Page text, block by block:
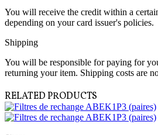
You will receive the credit within a
depending on your card issuer's policies.
Shipping
You will be responsible for paying for
returning your item. Shipping costs are
RELATED PRODUCTS